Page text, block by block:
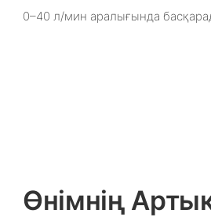
0–40 л/мин аралығында
Өнімнің